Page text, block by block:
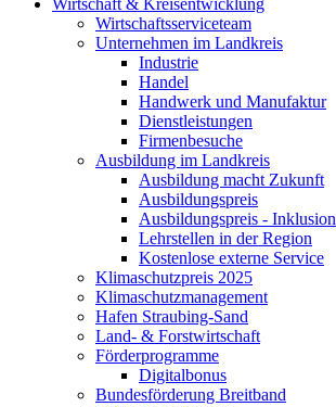
Wirtschaft & Kreisentwicklung
Wirtschaftsserviceteam
Unternehmen im Landkreis
Industrie
Handel
Handwerk und Manufaktur
Dienstleistungen
Firmenbesuche
Ausbildung im Landkreis
Ausbildung macht Zukunft
Ausbildungspreis
Ausbildungspreis - Inklusion
Lehrstellen in der Region
Kostenlose externe Service
Klimaschutzpreis 2025
Klimaschutzmanagement
Hafen Straubing-Sand
Land- & Forstwirtschaft
Förderprogramme
Digitalbonus
Bundesförderung Breitband